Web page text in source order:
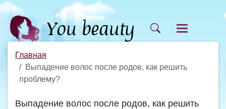
Главная
Выпадение волос после родов, как решить
проблему?
Выпадение волос после родов, как решить